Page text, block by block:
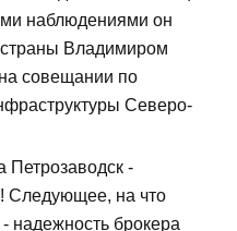
наблюдениями он
Владимиром
совещании по
Северо-
Петрозаводск -
Следующее, на что
надежность брокера